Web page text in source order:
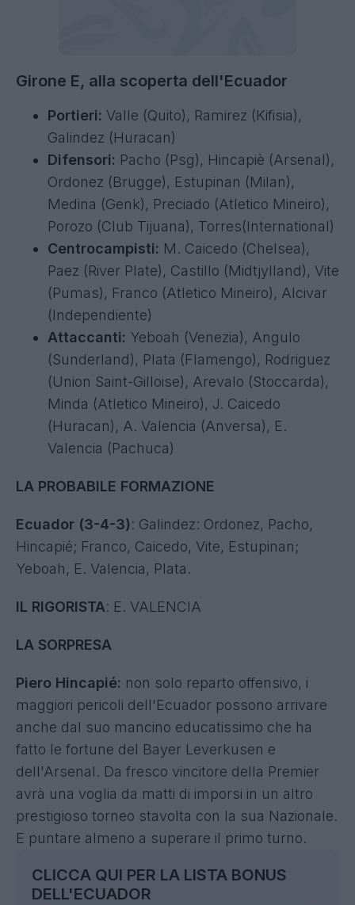
Girone E, alla scoperta dell'Ecuador
Portieri: Valle (Quito), Ramirez (Kifisia),
Galindez (Huracan)
Difensori: Pacho (Psg), Hincapiè (Arsenal),
Ordonez (Brugge), Estupinan (Milan),
Medina (Genk), Preciado (Atletico Mineiro),
Porozo (Club Tijuana), Torres(International)
Centrocampisti: M. Caicedo (Chelsea),
Paez (River Plate), Castillo (Midtjylland), Vite
(Pumas), Franco (Atletico Mineiro), Alcivar
(Independiente)
Attaccanti: Yeboah (Venezia), Angulo
(Sunderland), Plata (Flamengo), Rodriguez
(Union Saint-Gilloise), Arevalo (Stoccarda),
Minda (Atletico Mineiro), J. Caicedo
(Huracan), A. Valencia (Anversa), E.
Valencia (Pachuca)
LA PROBABILE FORMAZIONE
Ecuador (3-4-3): Galindez: Ordonez, Pacho,
Hincapié; Franco, Caicedo, Vite, Estupinan;
Yeboah, E. Valencia, Plata.
IL RIGORISTA: E. VALENCIA
LA SORPRESA
Piero Hincapié: non solo reparto offensivo, i
maggiori pericoli dell'Ecuador possono arrivare
anche dal suo mancino educatissimo che ha
fatto le fortune del Bayer Leverkusen e
dell'Arsenal. Da fresco vincitore della Premier
avrà una voglia da matti di imporsi in un altro
prestigioso torneo stavolta con la sua Nazionale.
E puntare almeno a superare il primo turno.
CLICCA QUI PER LA LISTA BONUS
DELL'ECUADOR